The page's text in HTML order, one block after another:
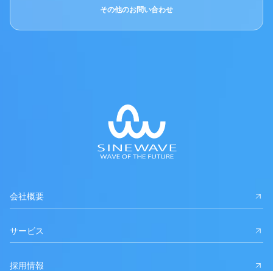
その他のお問い合わせ
会社概要
サービス
採用情報